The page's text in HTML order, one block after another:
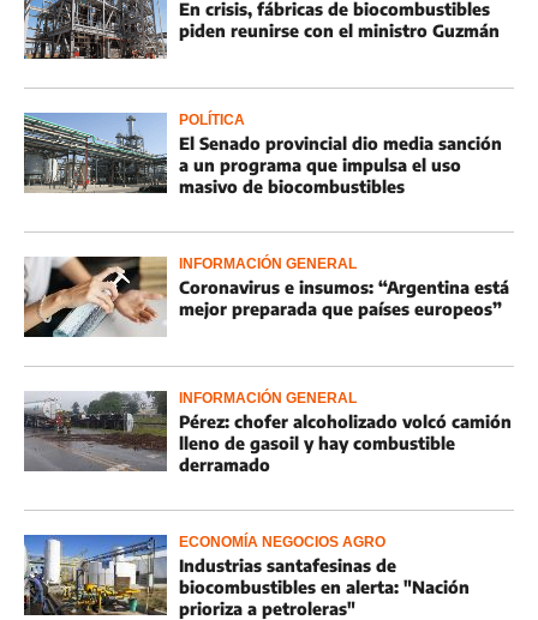
En crisis, fábricas de biocombustibles
piden reunirse con el ministro Guzmán
POLÍTICA
El Senado provincial dio media sanción
a un programa que impulsa el uso
masivo de biocombustibles
INFORMACIÓN GENERAL
Coronavirus e insumos: “Argentina está
mejor preparada que países europeos”
INFORMACIÓN GENERAL
Pérez: chofer alcoholizado volcó camión
lleno de gasoil y hay combustible
derramado
ECONOMÍA NEGOCIOS AGRO
Industrias santafesinas de
biocombustibles en alerta: "Nación
prioriza a petroleras"